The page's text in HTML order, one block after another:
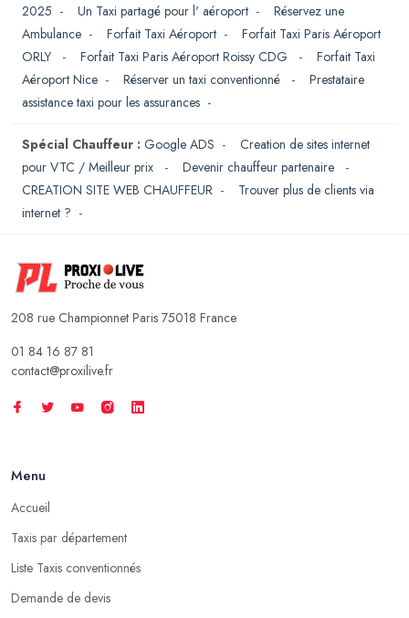
2025 - Un Taxi partagé pour l' aéroport - Réservez une
Ambulance - Forfait Taxi Aéroport - Forfait Taxi Paris Aéroport
ORLY
- Forfait Taxi Paris Aéroport Roissy CDG - Forfait Taxi
Aéroport Nice - Réserver un taxi conventionné - Prestataire
assistance taxi pour les assurances -
Spécial Chauffeur : Google ADS - Creation de sites internet
pour VTC / Meilleur prix
- Devenir chauffeur partenaire
-
CREATION SITE WEB CHAUFFEUR - Trouver plus de clients via
internet ? -
208 rue Championnet Paris 75018 France
01 84 16 87 81
contact@proxilive.fr
Menu
Accueil
Taxis par département
Liste Taxis conventionnés
Demande de devis